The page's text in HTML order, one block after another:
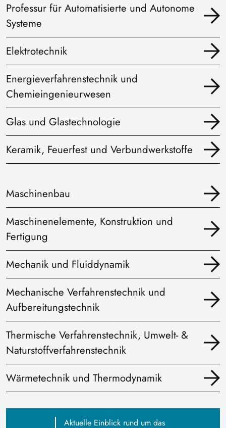
Professur für Automatisierte und Autonome
Systeme
Elektrotechnik
Energieverfahrenstechnik und
Chemieingenieurwesen
Glas und Glastechnologie
Keramik, Feuerfest und Verbundwerkstoffe
Maschinenbau
Maschinenelemente, Konstruktion und
Fertigung
Mechanik und Fluiddynamik
Mechanische Verfahrenstechnik und
Aufbereitungstechnik
Thermische Verfahrenstechnik, Umwelt- &
Naturstoffverfahrenstechnik
Wärmetechnik und Thermodynamik
Aktuelle Einblick rund um das